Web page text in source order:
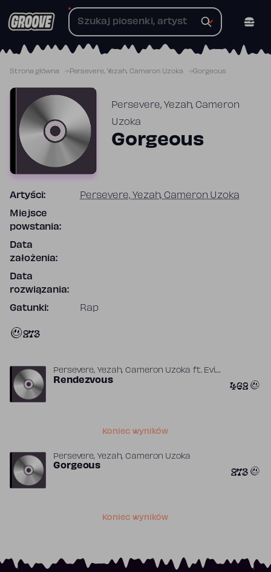
do
Strona główna Persevere, Yezah, Cameron Uzoka Gorgeous
Persevere, Yezah, Cameron
Uzoka
Gorgeous
Artyści: Persevere, Yezah, Cameron Uzoka
Miejsce
powstania:
Data
założenia:
Data
rozwiązania:
Gatunki: Rap
273
Persevere, Yezah, Cameron Uzoka ft. Evil
Needle
Rendezvous 462
Koniec wyników
Persevere, Yezah, Cameron Uzoka
Gorgeous 273
Koniec wyników